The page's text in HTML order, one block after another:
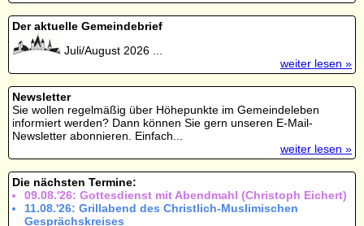
Der aktuelle Gemeindebrief
Juli/August 2026 ...
weiter lesen »
Newsletter
Sie wollen regelmäßig über Höhepunkte im Gemeindeleben
informiert werden? Dann können Sie gern unseren E-Mail-
Newsletter abonnieren. Einfach...
weiter lesen »
Die nächsten Termine:
09.08.'26: Gottesdienst mit Abendmahl (Christoph Eichert)
11.08.'26: Grillabend des Christlich-Muslimischen
Gesprächskreises